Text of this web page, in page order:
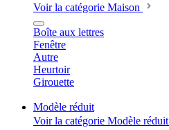
Voir la catégorie Maison
Boîte aux lettres
Fenêtre
Autre
Heurtoir
Girouette
Modèle réduit
Voir la catégorie Modèle réduit